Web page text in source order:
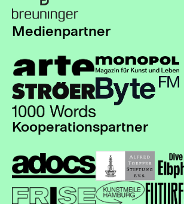
Medienpartner
Kooperationspartner